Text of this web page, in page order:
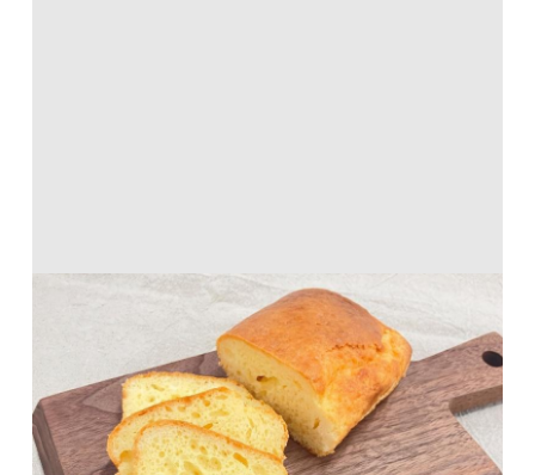
冷やしておいしい カルピスしみしみ塩パ
ウンドケーキ